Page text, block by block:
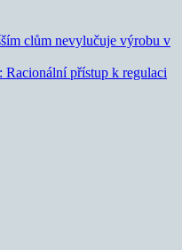
clům nevylučuje výrobu v
Racionální přístup k regulaci